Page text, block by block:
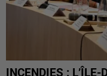
INCENDIES :